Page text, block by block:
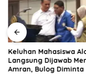
Keluhan Mahasiswa
Langsung Dijawab
Amran, Bulog Diminta